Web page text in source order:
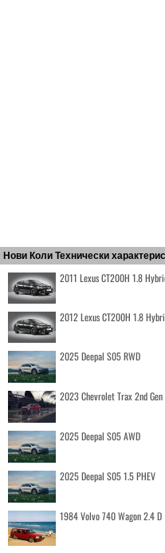
Нови Коли Технически
2011 Lexus CT200H 1.8
2012 Lexus CT200H 1.8
2025 Deepal S05 RWD
2023 Chevrolet Trax 2nd
2025 Deepal S05 AWD
2025 Deepal S05 1.5 PHEV
1984 Volvo 740 Wagon 2.4 D